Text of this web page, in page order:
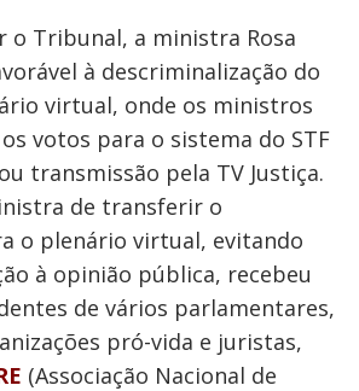
o Tribunal, a ministra Rosa
à descriminalização do
virtual, onde os ministros
votos para o sistema do STF
transmissão pela TV Justiça.
de transferir o
o plenário virtual, evitando
à opinião pública, recebeu
de vários parlamentares,
pró-vida e juristas,
(Associação Nacional de